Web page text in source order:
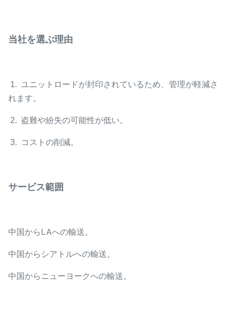
当社を選ぶ理由
1. ユニットロードが封印されているため、管理が軽減さ
れます。
2. 盗難や紛失の可能性が低い。
3. コストの削減。
サービス範囲
中国からLAへの輸送。
中国からシアトルへの輸送。
中国からニューヨークへの輸送。